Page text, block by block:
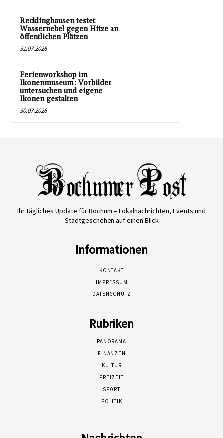
Recklinghausen testet
Wassernebel gegen Hitze an
öffentlichen Plätzen
31.07.2026
Ferienworkshop im
Ikonenmuseum: Vorbilder
untersuchen und eigene
Ikonen gestalten
30.07.2026
Ihr tägliches Update für Bochum – Lokalnachrichten, Events und
Stadtgeschehen auf einen Blick
Informationen
KONTAKT
IMPRESSUM
DATENSCHUTZ
Rubriken
PANORAMA
FINANZEN
KULTUR
FREIZEIT
SPORT
POLITIK